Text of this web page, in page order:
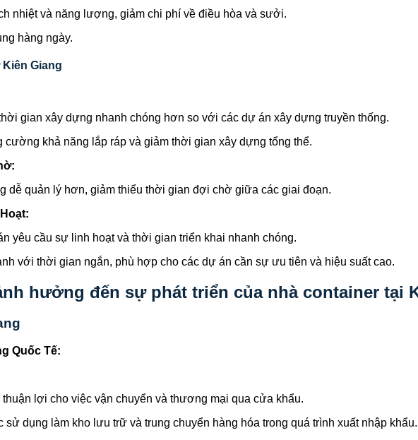
nhiệt và năng lượng, giảm chi phí về điều hòa và sưởi.
hàng ngày.
Giang
gian xây dựng nhanh chóng hơn so với các dự án xây dựng truyền thống.
khả năng lắp ráp và giảm thời gian xây dựng tổng thể.
dễ quản lý hơn, giảm thiểu thời gian đợi chờ giữa các giai đoạn.
yêu cầu sự linh hoạt và thời gian triển khai nhanh chóng.
với thời gian ngắn, phù hợp cho các dự án cần sự ưu tiên và hiệu suất cao.
hưởng đến sự phát triển của nhà container tại
Quốc Tế:
lợi cho việc vận chuyển và thương mại qua cửa khẩu.
dụng làm kho lưu trữ và trung chuyển hàng hóa trong quá trình xuất nhập khẩu.